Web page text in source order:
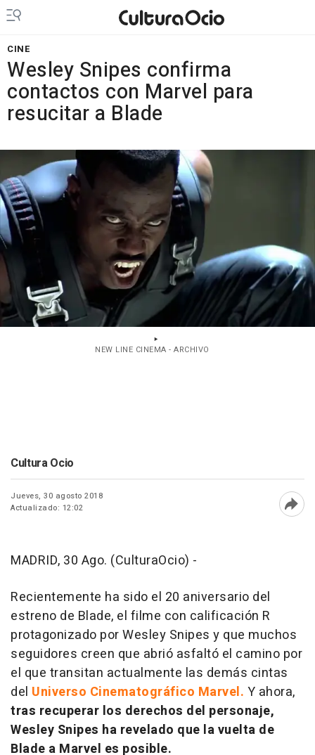
CINE
Wesley Snipes confirma
contactos con Marvel para
resucitar a Blade
NEW LINE CINEMA - ARCHIVO
Cultura Ocio
Jueves, 30 agosto 2018
Actualizado: 12:02
MADRID, 30 Ago. (CulturaOcio) -
Recientemente ha sido el 20 aniversario del
estreno de Blade, el filme con calificación R
protagonizado por Wesley Snipes y que muchos
seguidores creen que abrió asfaltó el camino por
el que transitan actualmente las demás cintas
del Universo Cinematográfico Marvel. Y ahora,
tras recuperar los derechos del personaje,
Wesley Snipes ha revelado que la vuelta de
Blade a Marvel es posible.